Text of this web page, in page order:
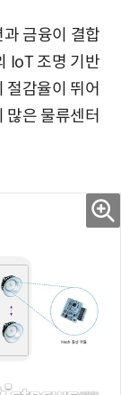
금융이 결합
IoT 조명 기반
절감율이 뛰어
많은 물류센터